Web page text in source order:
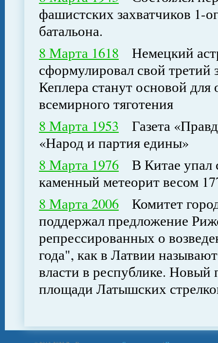
фашистских захватчиков 1-
батальона.
8 Марта 1618 Немецкий
сформулировал свой третий
Кеплера станут основой
всемирного тяготения
8 Марта 1953 Газета
«Народ и партия едины»
8 Марта 1976 В Китае упал
каменный метеорит весом
8 Марта 2006 Комитет
поддержал предложение
репрессированных о
года", как в Латвии
власти в республике. Новый
площади Латышских